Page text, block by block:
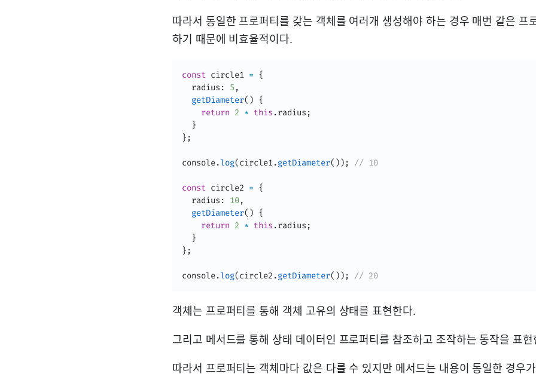
따라서 동일한 프로퍼티를 갖는 객체를 여러개 생성해야 하는 경우 매번 같은 프
하기 때문에 비효율적이다.
const circle1 = {
  radius
: 5 ,
getDiameter( ) {
return 2 * this .radius ;
}
} ;
console.log(circle1.getDiameter( ) ) ; // 10
const circle2 = {
  radius
: 10,
getDiameter( ) {
return 2 * this .radius ;
}
} ;
console.log(circle2 .getDiameter( ) ) ; // 20
객체는 프로퍼티를 통해 객체 고유의 상태를 표현한다.
그리고 메서드를 통해 상태 데이터인 프로퍼티를 참조하고 조작하는 동작을 표현
따라서 프로퍼티는 객체마다 값은 다를 수 있지만 메서드는 내용이 동일한 경우